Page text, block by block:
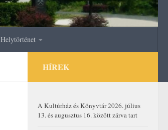
Helytörténet
HÍREK
A Kultúrház és Könyvtár 2026. július
13. és augusztus 16. között zárva tart